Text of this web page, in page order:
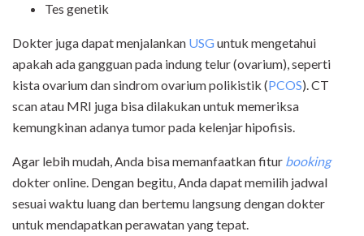
Tes genetik
Dokter juga dapat menjalankan USGuntuk mengetahui
apakah ada gangguan pada indung telur (ovarium), seperti
kista ovarium dan sindrom ovarium polikistik (PCOS). CT
scan atau MRI juga bisa dilakukan untuk memeriksa
kemungkinan adanya tumor pada kelenjar hipofisis.
Agar lebih mudah, Anda bisa memanfaatkan fitur booking
dokter online. Dengan begitu, Anda dapat memilih jadwal
sesuai waktu luang dan bertemu langsung dengan dokter
untuk mendapatkan perawatan yang tepat.